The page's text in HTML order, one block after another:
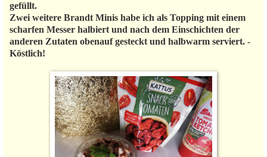
gefüllt.
Zwei weitere Brandt Minis habe ich als Topping mit einem
scharfen Messer halbiert und nach dem Einschichten der
anderen Zutaten obenauf gesteckt und halbwarm serviert. -
Köstlich!